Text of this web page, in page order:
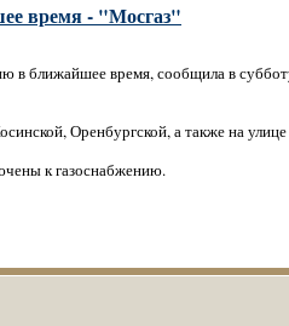
время - "Мосгаз"
в ближайшее время, сообщила в
Оренбургской, а также на
к газоснабжению.